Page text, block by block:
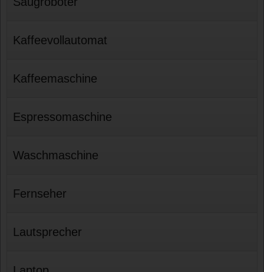
Kaffeevollautomat
Kaffeemaschine
Espressomaschine
Waschmaschine
Fernseher
Lautsprecher